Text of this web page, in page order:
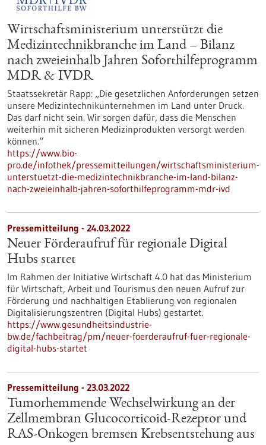
Wirtschaftsministerium unterstützt die
Medizintechnikbranche im Land – Bilanz
nach zweieinhalb Jahren Soforthilfeprogramm
MDR & IVDR
Staatssekretär Rapp: „Die gesetzlichen Anforderungen setzen
unsere Medizintechnikunternehmen im Land unter Druck.
Das darf nicht sein. Wir sorgen dafür, dass die Menschen
weiterhin mit sicheren Medizinprodukten versorgt werden
können.“
https://www.bio-
pro.de/infothek/pressemitteilungen/wirtschaftsministerium-
unterstuetzt-die-medizintechnikbranche-im-land-bilanz-
nach-zweieinhalb-jahren-soforthilfeprogramm-mdr-ivd
Pressemitteilung - 24.03.2022
Neuer Förderaufruf für regionale Digital
Hubs startet
Im Rahmen der Initiative Wirtschaft 4.0 hat das Ministerium
für Wirtschaft, Arbeit und Tourismus den neuen Aufruf zur
Förderung und nachhaltigen Etablierung von regionalen
Digitalisierungszentren (Digital Hubs) gestartet.
https://www.gesundheitsindustrie-
bw.de/fachbeitrag/pm/neuer-foerderaufruf-fuer-regionale-
digital-hubs-startet
Pressemitteilung - 23.03.2022
Tumorhemmende Wechselwirkung an der
Zellmembran Glucocorticoid-Rezeptor und
RAS-Onkogen bremsen Krebsentstehung aus